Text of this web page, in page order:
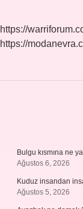
https://
https://
Bulgu kısmına ne
Ağustos 6, 2026
Kuduz insandan
Ağustos 5, 2026